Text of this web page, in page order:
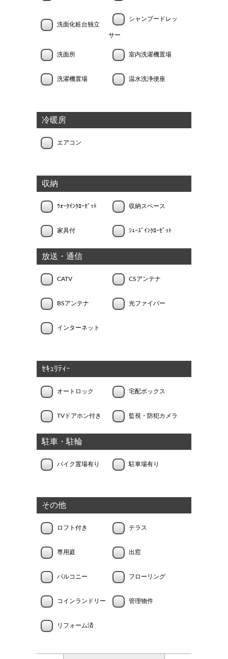
洗面化粧台独立
シャンプードレッ
サー
洗面所 室内洗濯機置場
洗濯機置場 温水洗浄便座
冷暖房
エアコン
収納
ｳｫｰｸｲﾝｸﾛｰｾﾞｯﾄ 収納スペース
家具付 ｼｭｰｽﾞｲﾝｸﾛｰｾﾞｯﾄ
放送・通信
CATV CSアンテナ
BSアンテナ 光ファイバー
インターネット
ｾｷｭﾘﾃｨｰ
オートロック 宅配ボックス
TVドアホン付き 監視・防犯カメラ
駐車・駐輪
バイク置場有り 駐車場有り
その他
ロフト付き テラス
専用庭 出窓
バルコニー フローリング
コインランドリー 管理物件
リフォーム済